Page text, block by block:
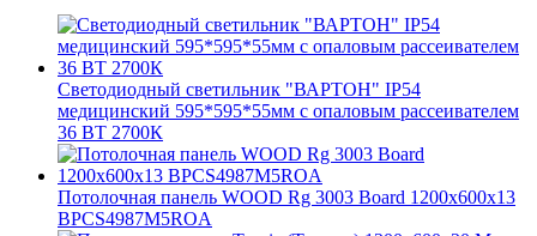
Светодиодный светильник "ВАРТОН" IP54
медицинский 595*595*55мм с опаловым рассеивателем
36 ВТ 2700К
Потолочная панель WOOD Rg 3003 Board 1200x600x13
BPCS4987M5ROA